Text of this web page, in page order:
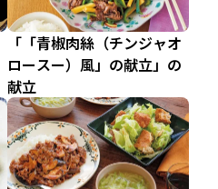
「「青椒肉絲（チンジャオ
ロースー）風」の献立」の
献立